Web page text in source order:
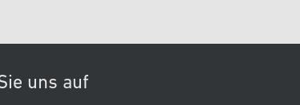
uns auf